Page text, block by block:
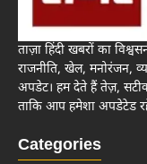
ताज़ा हिंदी खबरों का
राजनीति, खेल, मनोरंजन,
अपडेट। हम देते हैं तेज़,
ताकि आप हमेशा अपडेटेड
Categories